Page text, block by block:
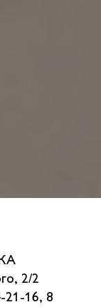
2/2
21-16, 8